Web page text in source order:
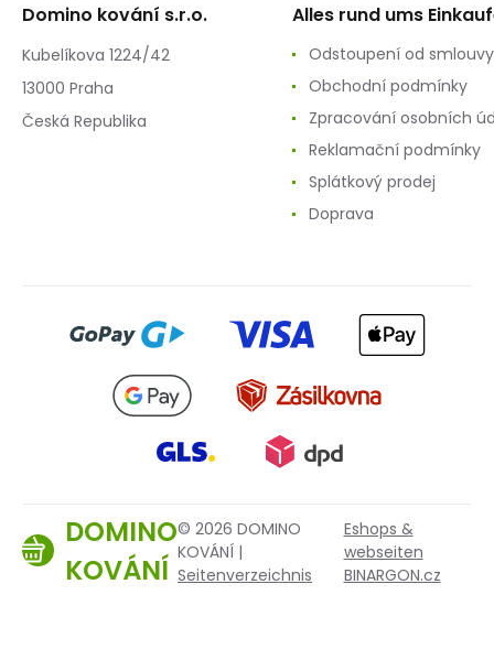
Domino kování s.r.o.
Kubelíkova 1224/42
13000 Praha
Česká Republika
Alles rund ums
Odstoupení od smlouvy
Obchodní podmínky
Zpracování osobních
Reklamační podmínky
Splátkový prodej
Doprava
DOMINO
KOVÁNÍ
© 2026 DOMINO
KOVÁNÍ |
Seitenverzeichnis
Eshops &
webseiten
BINARGON.cz